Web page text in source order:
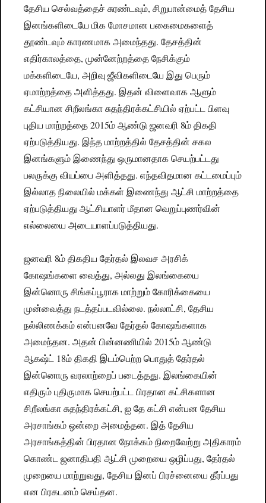
தேசிய செல்வத்தைச் சுரண்டவும், சிறுபான்மைத் தேசிய
இனங்களிடையே மிக மோசமான பகைமைகளைத்
தூண்டவும் காரணமாக அமைந்தது. தேசத்தின்
எதிர்காலத்தை, முன்னேற்றத்தை நேசிக்கும்
மக்களிடையே, அறிவு ஜீவிகளிடையே இது பெரும்
ஏமாற்றத்தை அளித்தது. இதன் விளைவாக ஆளும்
கட்சியான சிறீலங்கா சுதந்திரக்கட்சியில் ஏற்பட்ட பிளவு
புதிய மாற்றத்தை 2015ம் ஆண்டு ஜனவரி 8ம் திகதி
ஏற்படுத்தியது. இந்த மாற்றத்தில் தேசத்தின் சகல
இனங்களும் இணைந்து ஒருமானதாக செயற்பட்டது
பலருக்கு வியப்பை அளித்தது. எந்தவிதமான கட்டமைப்பும்
இல்லாத நிலையில் மக்கள் இணைந்து ஆட்சி மாற்றத்தை
ஏற்படுத்தியது ஆட்சியாளர் மீதான வெறுப்புணர்வின்
எல்லையை அடையாளப்படுத்தியது.
ஜனவரி 8ம் திகதிய தேர்தல் இலவச அரசிக்
கோஷங்களை வைத்து, அல்லது இலங்கையை
இன்னொரு சிங்கப்பூராக மாற்றும் கோரிக்கையை
முன்வைத்து நடத்தப்படவில்லை. நல்லாட்சி, தேசிய
நல்லிணக்கம் என்பனவே தேர்தல் கோஷங்களாக
அமைந்தன. அதன் பின்னணியில் 2015ம் ஆண்டு
ஆகஷ்ட் 18ம் திகதி இடம்பெற்ற பொதுத் தேர்தல்
இன்னொரு வரலாற்றைப் படைத்தது. இலங்கையின்
எதிரும் புதிருமாக செயற்பட்ட பிரதான கட்சிகளான
சிறீலங்கா சுதந்திரக்கட்சி, ஐ தே கட்சி என்பன தேசிய
அரசாங்கம் ஒன்றை அமைத்தன. இத் தேசிய
அரசாங்கத்தின் பிரதான நோக்கம் நிறைவேற்று அதிகாரம்
கொண்ட ஜனாதிபதி ஆட்சி முறையை ஒழிப்பது, தேர்தல்
முறையை மாற்றுவது, தேசிய இனப் பிரச்னையை தீர்ப்பது
என பிரகடனம் செய்தன.